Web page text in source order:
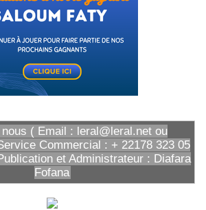
( Email : leral@leral.net ou
Commercial : + 22178 323 05
et Administrateur : Diafara
Fofana